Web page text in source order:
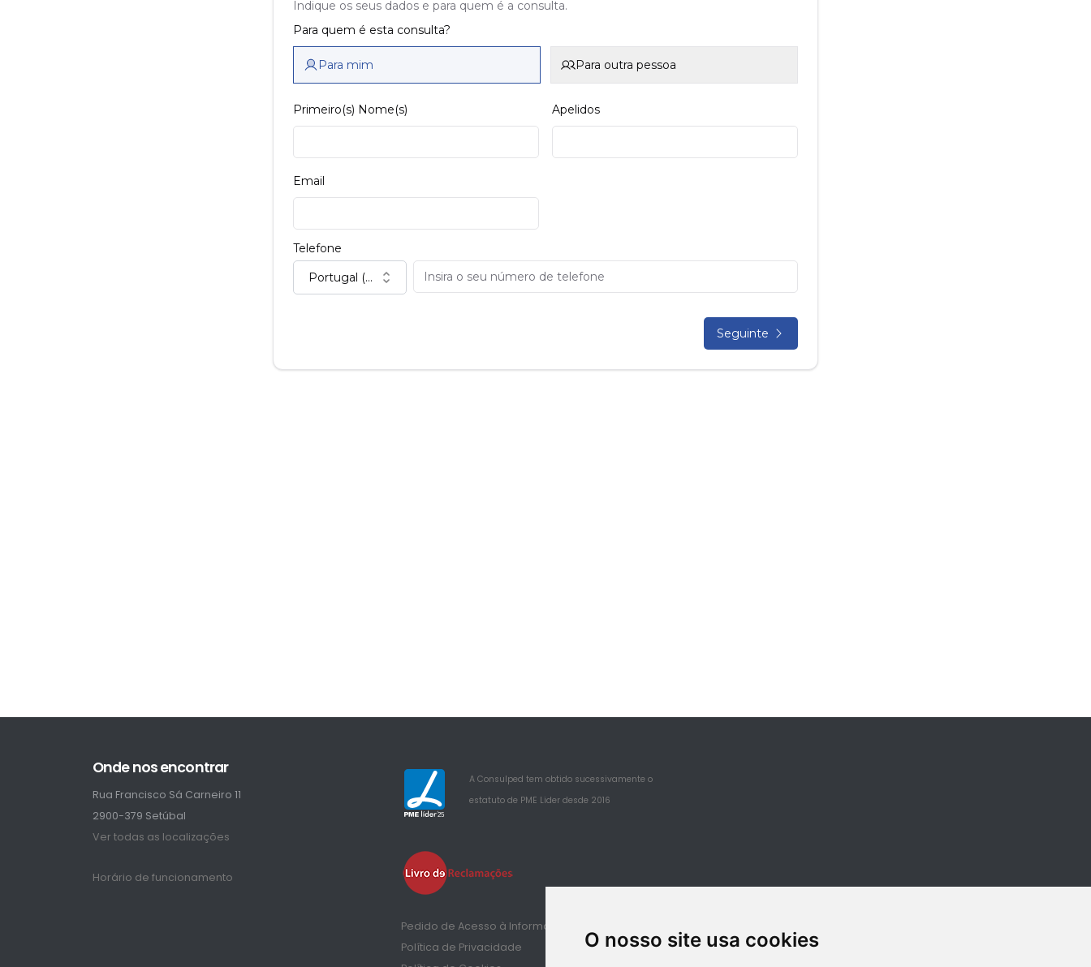
O nosso site usa cookies
Onde nos encontrar
Rua Francisco Sá Carneiro 11
2900-379 Setúbal
Ver todas as localizações
Horário de funcionamento
25
A Consulped tem obtido sucessivamente o
estatuto de PME Lider desde 2016
Pedido de Acesso à Informação de Saúde
Política de Privacidade